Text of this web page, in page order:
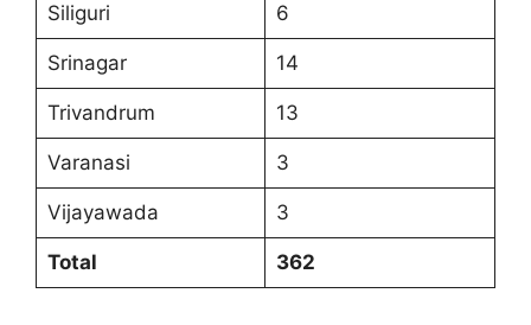
Siliguri 6
Srinagar 14
Trivandrum 13
Varanasi 3
Vijayawada 3
Total 362